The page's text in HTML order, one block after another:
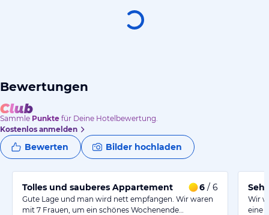
Bewertungen
Sammle Punkte für Deine Hotelbewertung.
Kostenlos anmelden
Bewerten Bilder hochladen
Tolles und sauberes Appartement 6 / 6
Gute Lage und man wird nett empfangen. Wir waren
mit 7 Frauen, um ein schönes Wochenende…
Wir
eine